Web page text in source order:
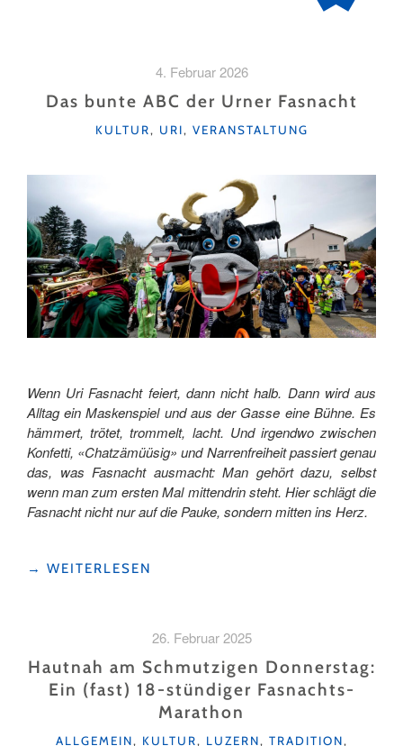
4. Februar 2026
Das bunte ABC der Urner Fasnacht
KATEGORIEN
KULTUR, URI, VERANSTALTUNG
Wenn Uri Fasnacht feiert, dann nicht halb. Dann wird aus
Alltag ein Maskenspiel und aus der Gasse eine Bühne. Es
hämmert, trötet, trommelt, lacht. Und irgendwo zwischen
Konfetti, «Chatzämüüsig» und Narrenfreiheit passiert genau
das, was Fasnacht ausmacht: Man gehört dazu, selbst
wenn man zum ersten Mal mittendrin steht. Hier schlägt die
Fasnacht nicht nur auf die Pauke, sondern mitten ins Herz.
"DAS
FASNACHT"
→ WEITERLESEN
26. Februar 2025
Hautnah am Schmutzigen Donnerstag:
Ein (fast) 18-stündiger Fasnachts-
Marathon
KATEGORIEN
ALLGEMEIN, KULTUR, LUZERN, TRADITION,